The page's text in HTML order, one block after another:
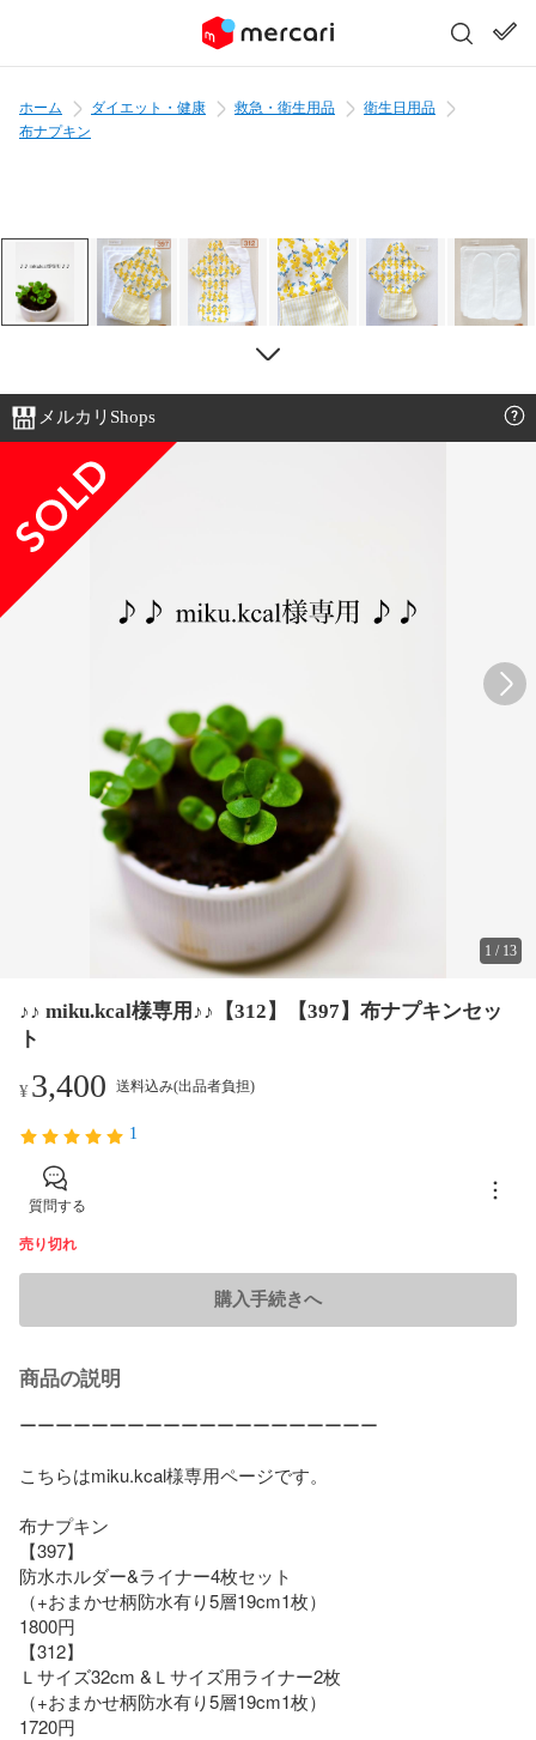
ホーム ダイエット・健康 救急・衛生用品
衛生日用品
布ナプキン
メルカリShops
1 / 13
♪♪ miku.kcal様専用♪♪【312】【397】布ナプキンセッ
ト
¥3,400 送料込み(出品者負担)
1
質問する
売り切れ
購入手続きへ
商品の説明
ーーーーーーーーーーーーーーーーーーーー
こちらはmiku.kcal様専用ページです。
布ナプキン
【397】
防水ホルダー&ライナー4枚セット
（+おまかせ柄防水有り5層19cm1枚）
1800円
【312】
Ｌサイズ32cm &Ｌサイズ用ライナー2枚
（+おまかせ柄防水有り5層19cm1枚）
1720円